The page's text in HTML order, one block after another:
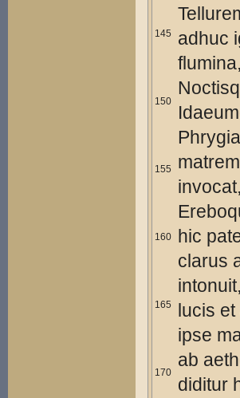
145
150
155
160
165
170
adhuc
matrem
hic
clarus
lucis et
ipse
ab
diditur